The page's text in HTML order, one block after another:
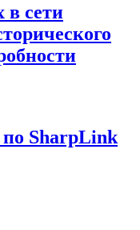
в сети
по SharpLink